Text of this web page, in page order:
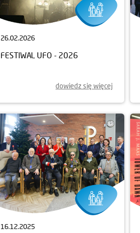
26.02.2026
FESTIWAL UFO - 2026
dowiedz się więcej
16.12.2025